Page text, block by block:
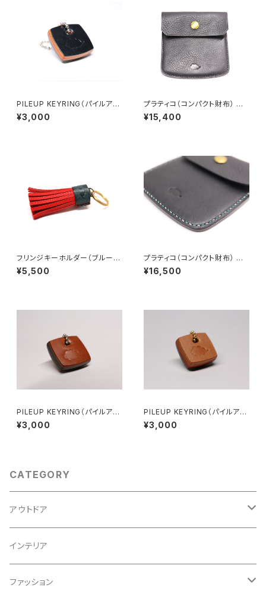
PILEUP KEYRING（パイルアッ
プキーホルダー）シェルコードバ
ン（ホーウィン社製）５
¥3,000
プラティコ（コンパクト財布） サ
イドラインストレート改（ブラック
ステッチ） 総手縫い仕上げ
¥15,400
フリンジキーホルダー（ブルー×
レッド）バイカラー仕様
¥5,500
プラティコ（コンパクト財布） サ
イドラインアーチ（２色ステッチ・
グリーン×ホワイト）総手縫い仕
¥16,500
PILEUP KEYRING（パイルアッ
プキーホルダー）国産コードバン
１１
¥3,000
PILEUP KEYRING（パイルアッ
プキーホルダー）バイカラー仕様
９
¥3,000
CATEGORY
アウトドア
カバー
インテリア
ファッション